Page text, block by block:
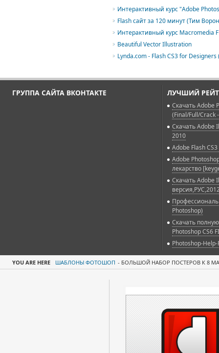
Интерактивный курс "Adobe
Flash сайт за 120 минут (Тим
Интерактивный курс Macromedia
Beautiful Vector Illustration
Lynda.com - Flash CS3 for Designers
ГРУППА САЙТА ВКОНТАКТЕ ЛУЧШИЙ
Скачать Adobe
(Final/Full/Crack
Скачать Adobe
2010
Adobe Flash
Adobe
лекарство
Скачать Adobe
Photoshop)
Скачать
Photoshop CS6
Photoshop-Help-
YOU ARE HERE ШАБЛОНЫ ФОТОШОП - БОЛЬШОЙ НАБОР ПОСТЕРОВ К 8